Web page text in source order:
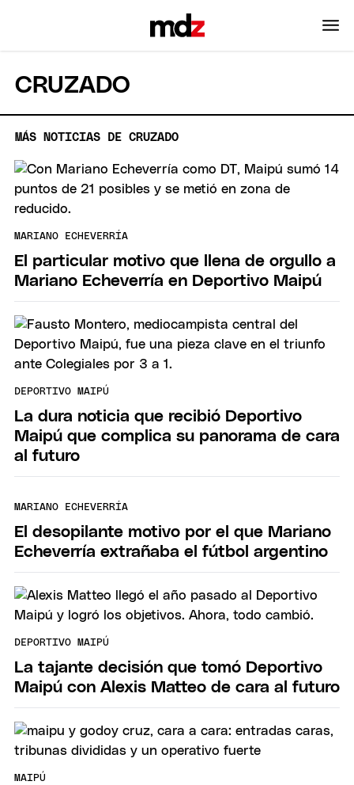
CRUZADO
MÁS NOTICIAS DE CRUZADO
MARIANO ECHEVERRÍA
El particular motivo que llena de orgullo a
Mariano Echeverría en Deportivo Maipú
DEPORTIVO MAIPÚ
La dura noticia que recibió Deportivo
Maipú que complica su panorama de cara
al futuro
MARIANO ECHEVERRÍA
El desopilante motivo por el que Mariano
Echeverría extrañaba el fútbol argentino
DEPORTIVO MAIPÚ
La tajante decisión que tomó Deportivo
Maipú con Alexis Matteo de cara al futuro
MAIPÚ